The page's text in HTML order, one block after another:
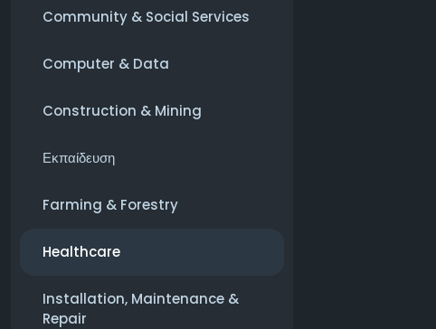
Community & Social Services
Computer & Data
Construction & Mining
Εκπαίδευση
Farming & Forestry
Healthcare
Installation, Maintenance &
Repair